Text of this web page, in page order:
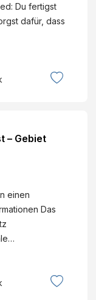
Du fertigst
dafür, dass
– Gebiet
einen
Das